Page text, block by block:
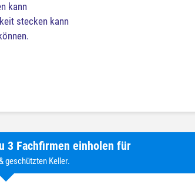
kann
stecken kann
3 Fachfirmen einholen für
geschützten Keller.